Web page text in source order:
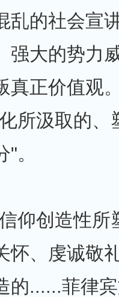
乱的社会宣
强大的势力
真正价值观
所汲取的、
。
仰创造性所
怀、虔诚敬
的......菲律